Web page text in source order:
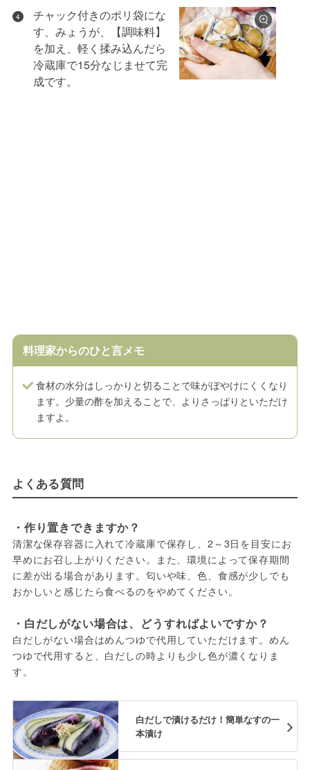
4
チャック付きのポリ袋にな
す、みょうが、【調味料】
を加え、軽く揉み込んだら
冷蔵庫で15分なじませて完
成です。
料理家からのひと言メモ
食材の水分はしっかりと切ることで味がぼやけにくくなり
ます。少量の酢を加えることで、よりさっぱりといただけ
ますよ。
よくある質問
・作り置きできますか？
清潔な保存容器に入れて冷蔵庫で保存し、2～3日を目安にお
早めにお召し上がりください。また、環境によって保存期間
に差が出る場合があります。匂いや味、色、食感が少しでも
おかしいと感じたら食べるのをやめてください。
・白だしがない場合は、どうすればよいですか？
白だしがない場合はめんつゆで代用していただけます。めん
つゆで代用すると、白だしの時よりも少し色が濃くなりま
す。
白だしで漬けるだけ！簡単なすの一
本漬け